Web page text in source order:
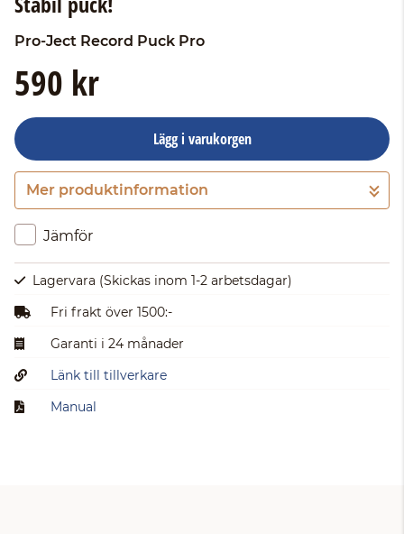
Pro-Ject Record Puck Pro
590 kr
Lägg i varukorgen
Gå till kassan
Mer produktinformation
Jämför
Lagervara (Skickas inom 1-2 arbetsdagar)
Fri frakt över 1500:-
Garanti i 24 månader
Länk till tillverkare
Manual